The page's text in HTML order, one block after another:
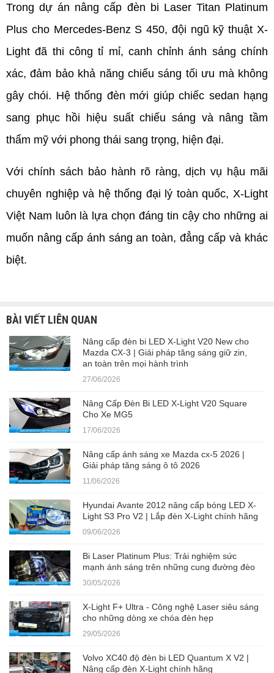
Trong dự án nâng cấp đèn bi Laser Titan Platinum
Plus cho Mercedes-Benz S 450, đội ngũ kỹ thuật X-
Light đã thi công tỉ mỉ, canh chỉnh ánh sáng chính
xác, đảm bảo khả năng chiếu sáng tối ưu mà không
gây chói. Hệ thống đèn mới giúp chiếc sedan hạng
sang phục hồi hiệu suất chiếu sáng và nâng tầm
thẩm mỹ với phong thái sang trọng, hiện đại.
Với chính sách bảo hành rõ ràng, dịch vụ hậu mãi
chuyên nghiệp và hệ thống đại lý toàn quốc, X-Light
Việt Nam luôn là lựa chọn đáng tin cậy cho những ai
muốn nâng cấp ánh sáng an toàn, đẳng cấp và khác
biệt.
BÀI VIẾT LIÊN QUAN
Nâng cấp đèn bi LED X-Light V20 New cho
Mazda CX-3 | Giải pháp tăng sáng giữ zin,
an toàn trên mọi hành trình
27/06/2026
Nâng Cấp Đèn Bi LED X-Light V20 Square
Cho Xe MG5
17/06/2026
Nâng cấp ánh sáng xe Mazda cx-5 2026 |
Giải pháp tăng sáng ô tô 2026
11/06/2026
Hyundai Avante 2012 nâng cấp bóng LED X-
Light S3 Pro V2 | Lắp đèn X-Light chính hãng
09/06/2026
Bi Laser Platinum Plus: Trải nghiệm sức
mạnh ánh sáng trên những cung đường đèo
30/05/2026
X-Light F+ Ultra - Công nghệ Laser siêu sáng
cho những dòng xe chóa đèn hẹp
29/05/2026
Volvo XC40 độ đèn bi LED Quantum X V2 |
Nâng cấp đèn X-Light chính hãng